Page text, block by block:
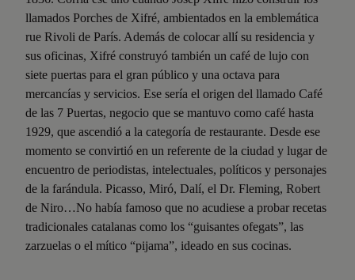
llamados Porches de Xifré, ambientados en la emblemática
rue Rivoli de París. Además de colocar allí su residencia y
sus oficinas, Xifré construyó también un café de lujo con
siete puertas para el gran público y una octava para
mercancías y servicios. Ese sería el origen del llamado Café
de las 7 Puertas, negocio que se mantuvo como café hasta
1929, que ascendió a la categoría de restaurante. Desde ese
momento se convirtió en un referente de la ciudad y lugar de
encuentro de periodistas, intelectuales, políticos y personajes
de la farándula. Picasso, Miró, Dalí, el Dr. Fleming, Robert
de Niro…No había famoso que no acudiese a probar recetas
tradicionales catalanas como los “guisantes ofegats”, las
zarzuelas o el mítico “pijama”, ideado en sus cocinas.